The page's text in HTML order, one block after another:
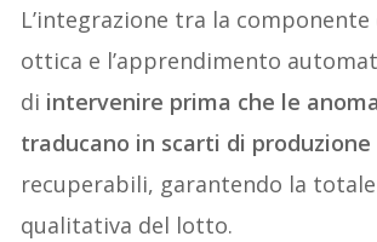
L’integrazione tra la componente
ottica e l’apprendimento
di intervenire prima che le
traducano in scarti di produzione
recuperabili, garantendo la
qualitativa del lotto.